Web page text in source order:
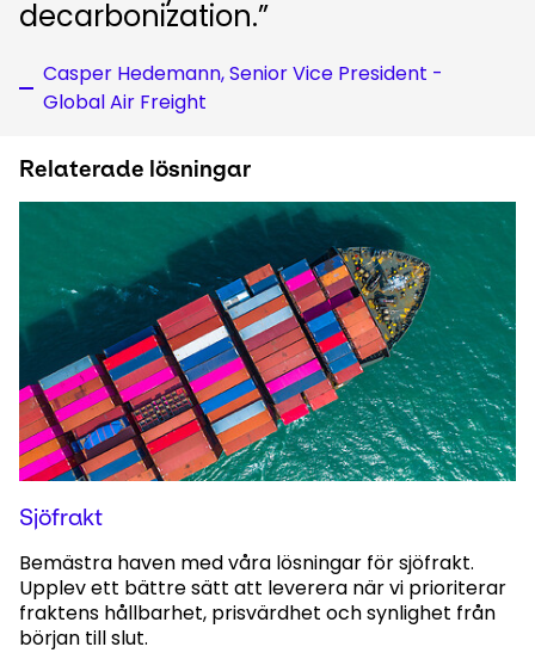
decarbonization.”
Casper Hedemann, Senior Vice President -
Global Air Freight
Relaterade lösningar
Sjöfrakt
Bemästra haven med våra lösningar för sjöfrakt.
Upplev ett bättre sätt att leverera när vi prioriterar
fraktens hållbarhet, prisvärdhet och synlighet från
början till slut.